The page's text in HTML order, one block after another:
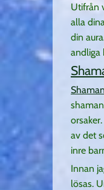
Utifrån
alla
din
andliga
av det
inre
Innan
lösas.